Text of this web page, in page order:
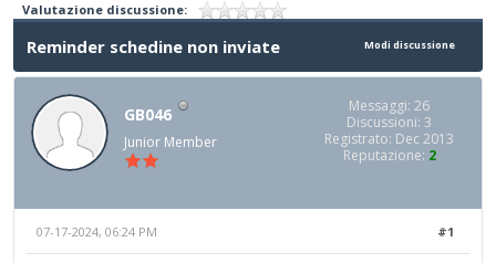
Valutazione discussione:
Modi discussione
Reminder schedine non inviate
GB046
Junior Member
Messaggi: 26
Discussioni: 3
Registrato: Dec 2013
Reputazione: 2
#1
07-17-2024, 06:24 PM